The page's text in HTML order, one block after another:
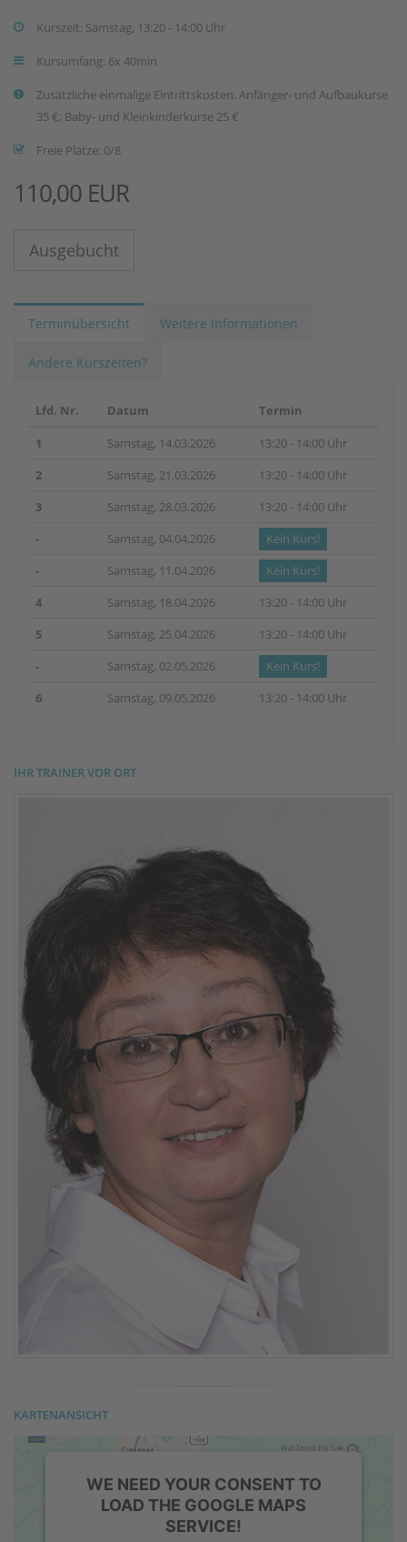
Kurszeit: Samstag, 13:20 - 14:00 Uhr
Kursumfang: 6x 40min
Zusätzliche einmalige Eintrittskosten. Anfänger- und Aufbaukurse
35 €; Baby- und Kleinkinderkurse 25 €
Freie Plätze: 0/8
110,00 EUR
Ausgebucht
Terminübersicht Weitere Informationen
Andere Kurszeiten?
Lfd. Nr. Datum
Termin
1
Samstag, 14.03.2026
13:20 - 14:00 Uhr
2
Samstag, 21.03.2026
13:20 - 14:00 Uhr
3
Samstag, 28.03.2026
13:20 - 14:00 Uhr
-
Samstag, 04.04.2026
Kein Kurs!
-
Samstag, 11.04.2026
Kein Kurs!
4
Samstag, 18.04.2026
13:20 - 14:00 Uhr
5
Samstag, 25.04.2026
13:20 - 14:00 Uhr
-
Samstag, 02.05.2026
Kein Kurs!
6
Samstag, 09.05.2026 13:20 - 14:00 Uhr
IHR TRAINER VOR ORT
KARTENANSICHT
WE NEED YOUR CONSENT TO
LOAD THE GOOGLE MAPS
SERVICE!